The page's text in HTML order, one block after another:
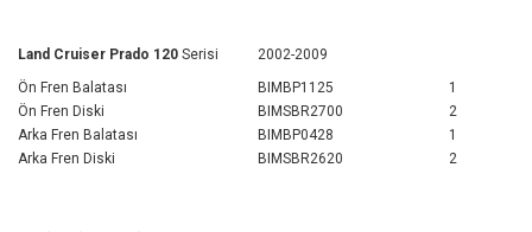
Land Cruiser Prado 120 Serisi
2002-2009
Ön Fren Balatası
BIMBP1125
1
Ön Fren Diski
BIMSBR2700
2
Arka Fren Balatası
BIMBP0428
1
Arka Fren Diski
BIMSBR2620 2